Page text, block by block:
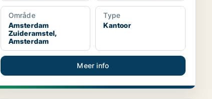
Område
Amsterdam
Zuideramstel,
Amsterdam
Type
Kantoor
Meer info